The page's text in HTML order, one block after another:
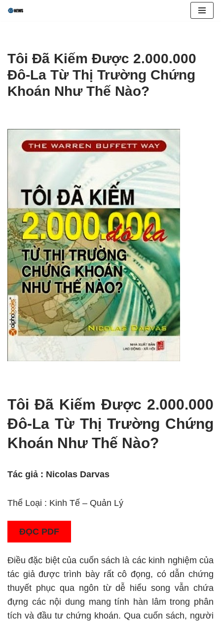
content
Tôi Đã Kiếm Được 2.000.000
Đô-La Từ Thị Trường Chứng
Khoán Như Thế Nào?
Tôi Đã Kiếm Được 2.000.000
Đô-La Từ Thị Trường Chứng
Khoán Như Thế Nào?
Tác giả : Nicolas Darvas
Thể Loại : Kinh Tế – Quản Lý
ĐỌC PDF
Điều đặc biệt của cuốn sách là các kinh nghiệm của
tác giả được trình bày rất cô đọng, có dẫn chứng
thuyết phục qua ngôn từ dễ hiểu song vẫn chứa
đựng các nội dung mang tính hàn lâm trong phân
tích và đầu tư chứng khoán. Qua cuốn sách, người